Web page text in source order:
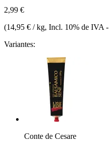
2,99 €
(14,95 € / kg, Incl. 10% de IVA -
Variantes:
Conte de Cesare